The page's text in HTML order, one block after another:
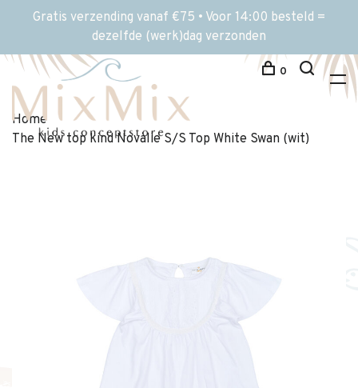
Gratis verzending vanaf €75 • Voor 14:00 besteld =
dezelfde (werk)dag verzonden
0
Home
The New top kind Novalie S/S Top White Swan (wit)